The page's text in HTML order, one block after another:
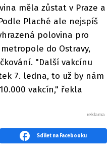
měla zůstat v Praze a
Plaché ale nejspíš
polovina pro
do Ostravy,
"Další vakcínu
7. ledna, to už by nám
vakcín," řekla
Sdílet na Facebooku